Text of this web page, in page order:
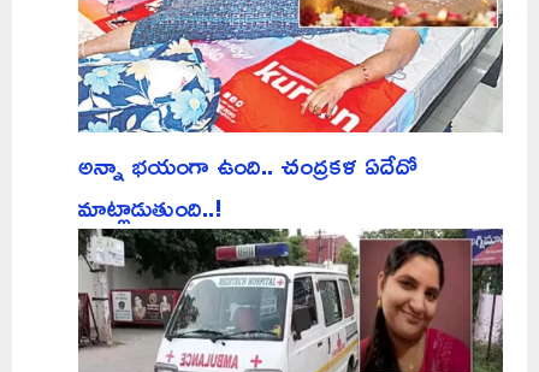
అన్నా భయంగా ఉంది.. చంద్రకళ ఏదేదో
మాట్లాడుతుంది..!